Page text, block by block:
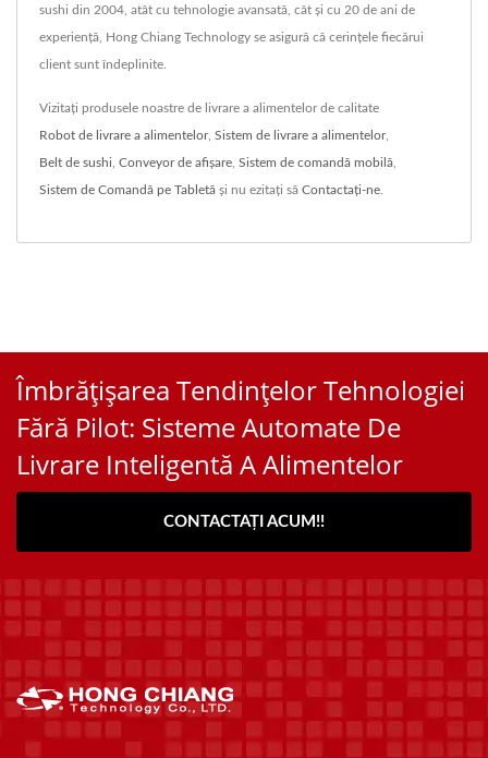
sushi din 2004, atât cu tehnologie avansată, cât și cu 20 de ani de
experiență, Hong Chiang Technology se asigură că cerințele fiecărui
client sunt îndeplinite.
Vizitați produsele noastre de livrare a alimentelor de calitate
Robot de livrare a alimentelor, Sistem de livrare a alimentelor,
Belt de sushi Conveyor de afișare Sistem de comandă mobilă
Sistem de Comandă pe Tabletă și nu ezitați să Contactați-ne
Îmbrățișarea Tendințelor Tehnologiei
Fără Pilot: Sisteme Automate De
Livrare Inteligentă A Alimentelor
CONTACTAȚI ACUM!!